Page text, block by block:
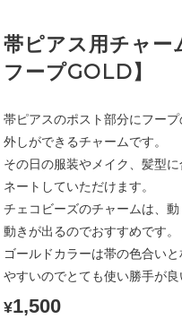
帯ピアス用チャ
フープGOLD】
帯ピアスのポスト部分にフー
外しができるチャームです。
その日の服装やメイク、髪型
ネートしていただけます。
チェコビーズのチャームは、
動きが出るのでおすすめです。
ゴールドカラーは帯の色合い
やすいのでとても使い勝手が良
¥1,500